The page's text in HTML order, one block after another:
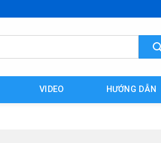
VIDEO HƯỚNG DẪN